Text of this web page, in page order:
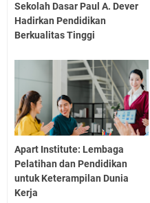
Sekolah Dasar Paul A. Dever
Hadirkan Pendidikan
Berkualitas Tinggi
Apart Institute: Lembaga
Pelatihan dan Pendidikan
untuk Keterampilan Dunia
Kerja